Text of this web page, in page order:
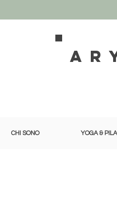
CHI SONO YOGA &